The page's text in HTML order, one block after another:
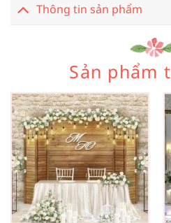
Thông tin sản phẩm
Sản phẩm